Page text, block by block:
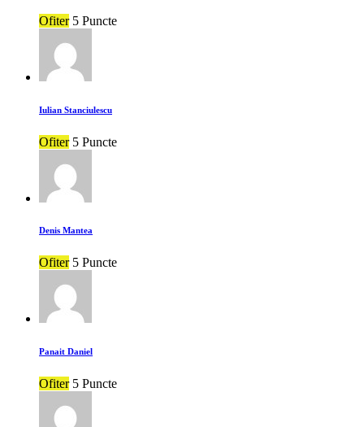
Ofiter 5 Puncte
Iulian Stanciulescu
Ofiter 5 Puncte
Denis Mantea
Ofiter 5 Puncte
Panait Daniel
Ofiter 5 Puncte